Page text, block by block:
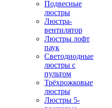
Подвесные
люстры
Люстра-
вентилятор
Люстры лофт
паук
Светодиодные
люстры с
пультом
Трёхрожковые
люстры
Люстры 5-